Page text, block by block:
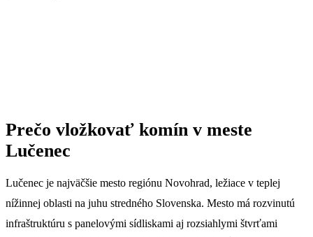
Prečo vložkovať komín v meste
Lučenec
Lučenec je najväčšie mesto regiónu Novohrad, ležiace v teplej
nížinnej oblasti na juhu stredného Slovenska. Mesto má rozvinutú
infraštruktúru s panelovými sídliskami aj rozsiahlymi štvrťami